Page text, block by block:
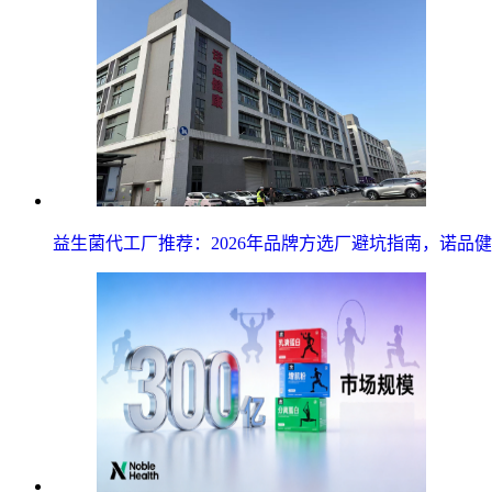
益生菌代工厂推荐：2026年品牌方选厂避坑指南，诺品